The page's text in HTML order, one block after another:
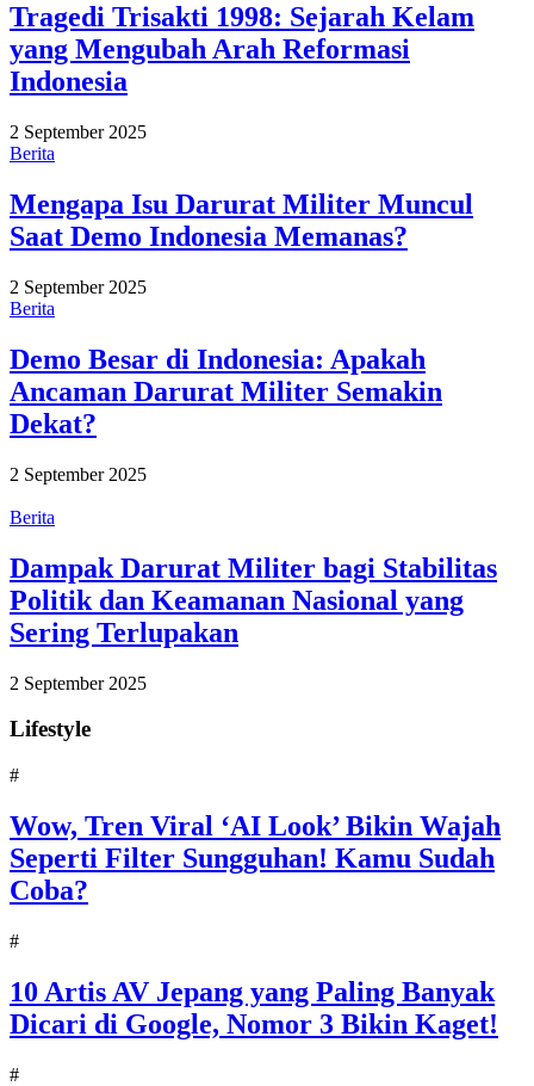
Tragedi Trisakti 1998: Sejarah Kelam
yang Mengubah Arah Reformasi
Indonesia
2 September 2025
Berita
Mengapa Isu Darurat Militer Muncul
Saat Demo Indonesia Memanas?
2 September 2025
Berita
Demo Besar di Indonesia: Apakah
Ancaman Darurat Militer Semakin
Dekat?
2 September 2025
Berita
Dampak Darurat Militer bagi Stabilitas
Politik dan Keamanan Nasional yang
Sering Terlupakan
2 September 2025
Lifestyle
#
Wow, Tren Viral ‘AI Look’ Bikin Wajah
Seperti Filter Sungguhan! Kamu Sudah
Coba?
#
10 Artis AV Jepang yang Paling Banyak
Dicari di Google, Nomor 3 Bikin Kaget!
#